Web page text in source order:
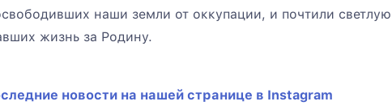
наши земли от оккупации, и почтили светлую
жизнь за Родину.
новости на нашей странице в Instagram